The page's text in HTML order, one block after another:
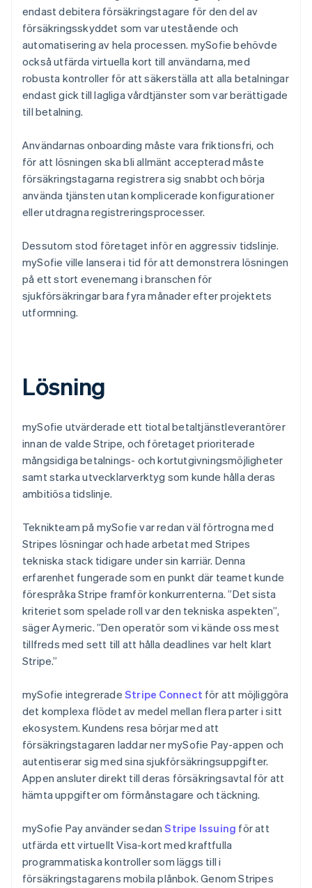
endast debitera försäkringstagare för den del av
försäkringsskyddet som var utestående och
automatisering av hela processen. mySofie behövde
också utfärda virtuella kort till användarna, med
robusta kontroller för att säkerställa att alla betalningar
endast gick till lagliga vårdtjänster som var berättigade
till betalning.
Användarnas onboarding måste vara friktionsfri, och
för att lösningen ska bli allmänt accepterad måste
försäkringstagarna registrera sig snabbt och börja
använda tjänsten utan komplicerade konfigurationer
eller utdragna registreringsprocesser.
Dessutom stod företaget inför en aggressiv tidslinje.
mySofie ville lansera i tid för att demonstrera lösningen
på ett stort evenemang i branschen för
sjukförsäkringar bara fyra månader efter projektets
utformning.
Lösning
mySofie utvärderade ett tiotal betaltjänstleverantörer
innan de valde Stripe, och företaget prioriterade
mångsidiga betalnings- och kortutgivningsmöjligheter
samt starka utvecklarverktyg som kunde hålla deras
ambitiösa tidslinje.
Teknikteam på mySofie var redan väl förtrogna med
Stripes lösningar och hade arbetat med Stripes
tekniska stack tidigare under sin karriär. Denna
erfarenhet fungerade som en punkt där teamet kunde
förespråka Stripe framför konkurrenterna. ”Det sista
kriteriet som spelade roll var den tekniska aspekten”,
säger Aymeric. ”Den operatör som vi kände oss mest
tillfreds med sett till att hålla deadlines var helt klart
Stripe.”
mySofie integrerade Stripe Connect för att möjliggöra
det komplexa flödet av medel mellan flera parter i sitt
ekosystem. Kundens resa börjar med att
försäkringstagaren laddar ner mySofie Pay-appen och
autentiserar sig med sina sjukförsäkringsuppgifter.
Appen ansluter direkt till deras försäkringsavtal för att
hämta uppgifter om förmånstagare och täckning.
mySofie Pay använder sedanStripe Issuing för att
utfärda ett virtuellt Visa-kort med kraftfulla
programmatiska kontroller som läggs till i
försäkringstagarens mobila plånbok. Genom Stripes